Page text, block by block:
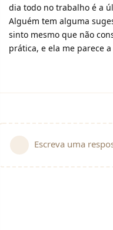
dia todo no trabalho é a
Alguém tem alguma
sinto mesmo que não
prática, e ela me parece
Escreva uma